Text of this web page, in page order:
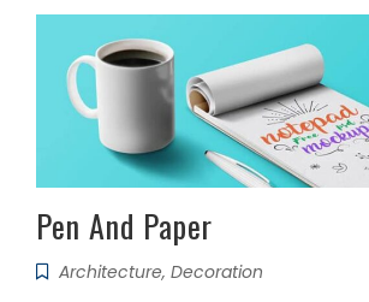
Pen And Paper
Architecture, Decoration